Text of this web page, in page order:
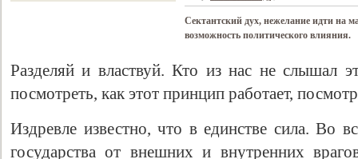
Сектантский дух, нежелание идти на
возможность политического влияния.
Разделяй и властвуй. Кто из нас не слышал
посмотреть, как этот принцип работает,
Издревле известно, что в единстве сила. Во
государства от внешних и внутренних